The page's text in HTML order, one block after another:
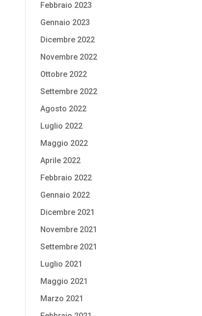
Febbraio 2023
Gennaio 2023
Dicembre 2022
Novembre 2022
Ottobre 2022
Settembre 2022
Agosto 2022
Luglio 2022
Maggio 2022
Aprile 2022
Febbraio 2022
Gennaio 2022
Dicembre 2021
Novembre 2021
Settembre 2021
Luglio 2021
Maggio 2021
Marzo 2021